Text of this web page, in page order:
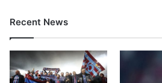
Recent News